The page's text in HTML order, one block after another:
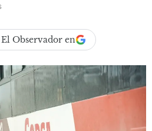
Observador en